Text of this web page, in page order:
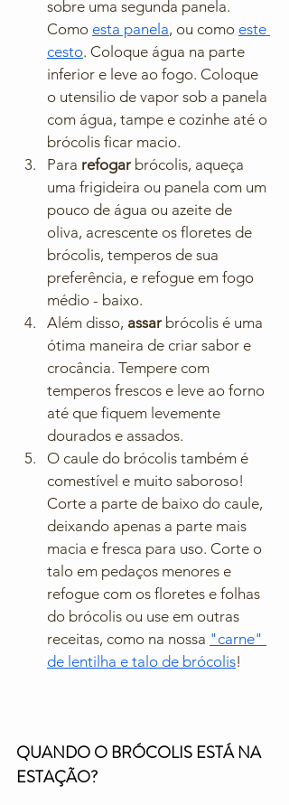
sobre uma segunda panela.
Como esta panela, ou como este
cesto. Coloque água na parte
inferior e leve ao fogo. Coloque
o utensilio de vapor sob a panela
com água, tampe e cozinhe até o
brócolis ficar macio.
Para refogar brócolis, aqueça
uma frigideira ou panela com um
pouco de água ou azeite de
oliva, acrescente os floretes de
brócolis, temperos de sua
preferência, e refogue em fogo
médio - baixo.
Além disso, assar brócolis é uma
ótima maneira de criar sabor e
crocância. Tempere com
temperos frescos e leve ao forno
até que fiquem levemente
dourados e assados.
O caule do brócolis também é
comestível e muito saboroso!
Corte a parte de baixo do caule,
deixando apenas a parte mais
macia e fresca para uso. Corte o
talo em pedaços menores e
refogue com os floretes e folhas
do brócolis ou use em outras
receitas, como na nossa "carne"
de lentilha e talo de brócolis!
QUANDO O BRÓCOLIS ESTÁ NA
ESTAÇÃO?